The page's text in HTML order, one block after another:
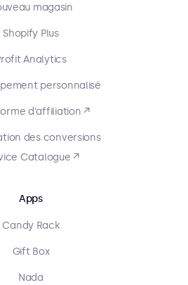
magasin
Shopify Plus
Analytics
personnalisé
d'affiliation ↗
des conversions
Catalogue ↗
Apps
Candy Rack
Gift Box
Nada